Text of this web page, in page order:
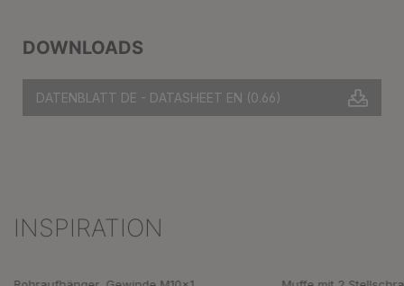
DOWNLOADS
DATENBLATT DE - DATASHEET EN (0.66)
Produktgalerie überspringen
INSPIRATION